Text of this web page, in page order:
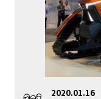
2020.01.16